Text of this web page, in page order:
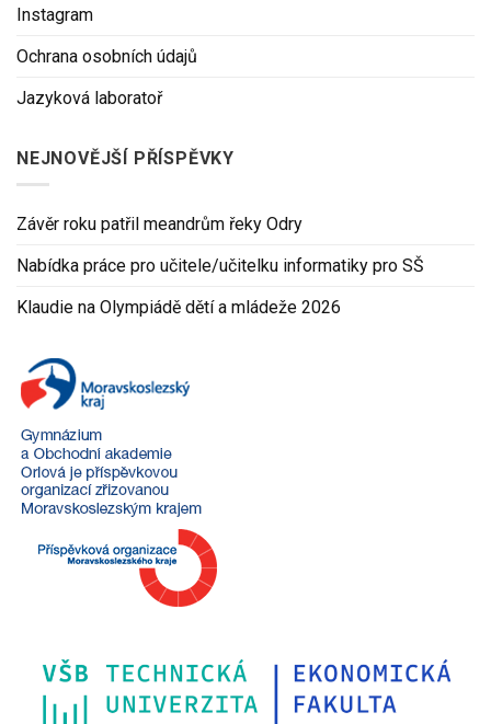
Instagram
Ochrana osobních údajů
Jazyková laboratoř
NEJNOVĚJŠÍ PŘÍSPĚVKY
Závěr roku patřil meandrům řeky Odry
Nabídka práce pro učitele/učitelku informatiky pro SŠ
Klaudie na Olympiádě dětí a mládeže 2026